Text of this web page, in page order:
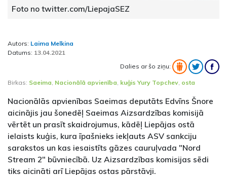
Foto no twitter.com/LiepajaSEZ
Autors: Laima Melkina
Datums: 13.04.2021
Dalies ar šo ziņu:
Birkas: Saeima, Nacionālā apvienība, kuģis Yury Topchev, osta
Nacionālās apvienības Saeimas deputāts Edvīns Šnore
aicinājis jau šonedēļ Saeimas Aizsardzības komisijā
vērtēt un prasīt skaidrojumus, kādēļ Liepājas ostā
ielaists kuģis, kura īpašnieks iekļauts ASV sankciju
sarakstos un kas iesaistīts gāzes cauruļvada "Nord
Stream 2" būvniecībā. Uz Aizsardzības komisijas sēdi
tiks aicināti arī Liepājas ostas pārstāvji.